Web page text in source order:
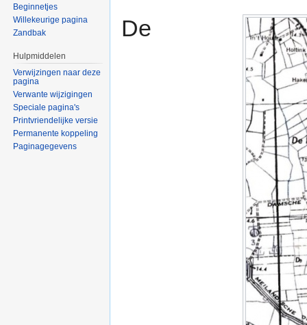
De
Beginnetjes
Willekeurige pagina
Zandbak
Hulpmiddelen
Verwijzingen naar deze
pagina
Verwante wijzigingen
Speciale pagina's
Printvriendelijke versie
Permanente koppeling
Paginagegevens